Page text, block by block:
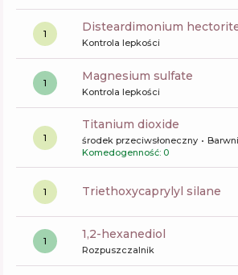
1 disteardimonium
Kontrola lepkości
1 magnesium sulfate
Kontrola lepkości
1
titanium dioxide
środek przeciwsłoneczny
Komedogenność: 0
1 triethoxycaprylyl silane
1 1,2-hexanediol
Rozpuszczalnik